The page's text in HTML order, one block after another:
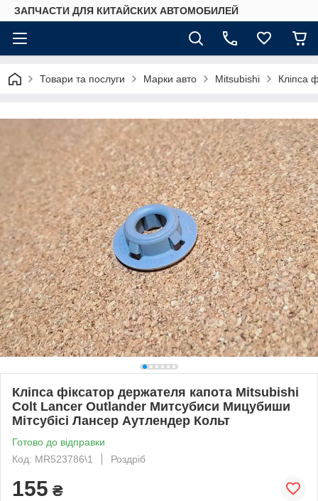
ЗАПЧАСТИ ДЛЯ КИТАЙСКИХ АВТОМОБИЛЕЙ
Товари та послуги Марки авто Mitsubishi Кліпса
Кліпса фіксатор держателя капота Mitsubishi
Colt Lancer Outlander Митсубиси Мицубиши
Мітсубісі Лансер Аутлендер Кольт
Готово до відправки
Код: MR523786\1
Роздріб
155 ₴